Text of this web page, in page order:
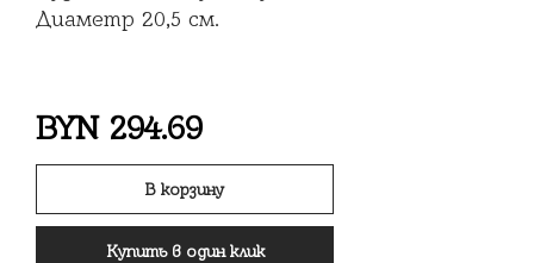
Диаметр 20,5 см.
BYN294.69
В корзину
Купить в один клик